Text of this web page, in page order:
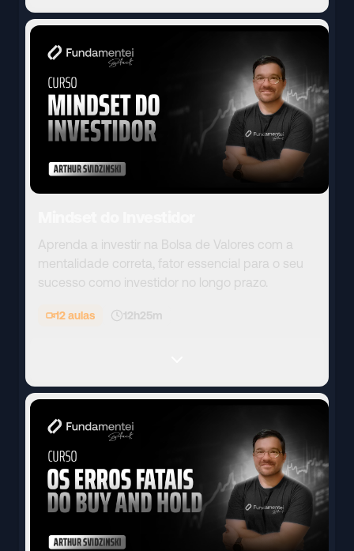
Aprenda a investir na Bolsa de Valores com a
mentalidade correta, fator essencial para o seu
sucesso como investidor no longo prazo.
12aulas 12h25m